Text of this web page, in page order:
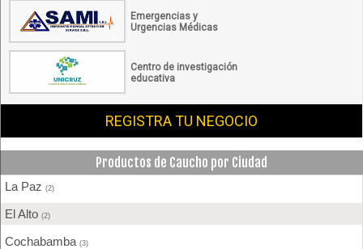
Emergencias y
Urgencias Médicas
Centro de investigación
educativa
REGISTRA TU NEGOCIO
Productos de Caucho por Ciudad
La Paz (2)
El Alto (2)
Cochabamba (3)